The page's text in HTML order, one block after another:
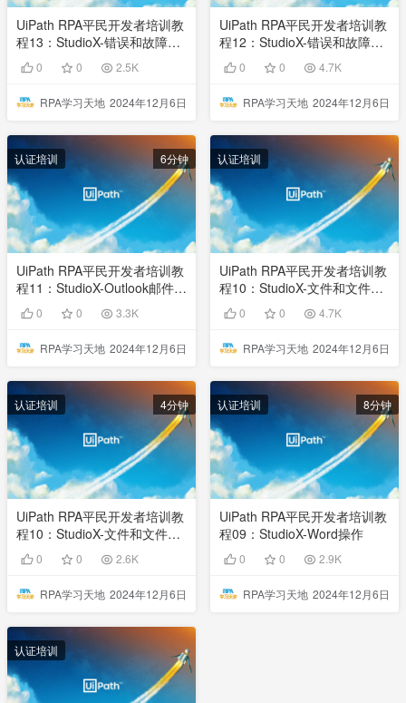
UiPath RPA平民开发者培训教
程13：StudioX-错误和故障处
理020 0 2.5K
RPA学习天地 2024年12月6日
UiPath RPA平民开发者培训教
程12：StudioX-错误和故障处
理010 0 4.7K
RPA学习天地 2024年12月6日
认证培训 6分钟
UiPath RPA平民开发者培训教
程11：StudioX-Outlook邮件自
动化 0 0 3.3K
RPA学习天地 2024年12月6日
认证培训
UiPath RPA平民开发者培训教
程10：StudioX-文件和文件夹
操作 0 0 4.7K
RPA学习天地 2024年12月6日
认证培训 4分钟
UiPath RPA平民开发者培训教
程10：StudioX-文件和文件夹
操作 0 0 2.6K
RPA学习天地 2024年12月6日
认证培训 8分钟
UiPath RPA平民开发者培训教
程09：StudioX-Word操作
0 0 2.9K
RPA学习天地 2024年12月6日
认证培训